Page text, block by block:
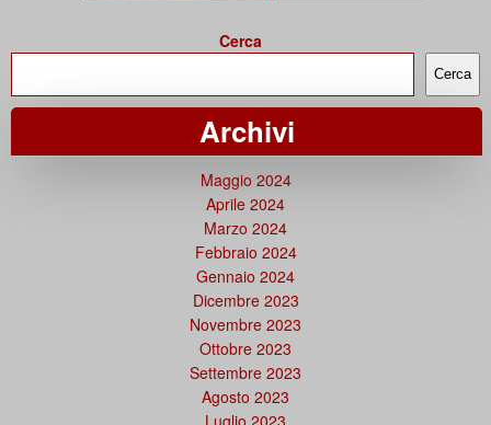
Cerca
Cerca
Archivi
Maggio 2024
Aprile 2024
Marzo 2024
Febbraio 2024
Gennaio 2024
Dicembre 2023
Novembre 2023
Ottobre 2023
Settembre 2023
Agosto 2023
Luglio 2023